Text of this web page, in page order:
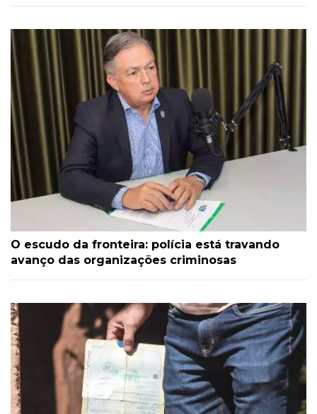
O escudo da fronteira: polícia está travando
avanço das organizações criminosas